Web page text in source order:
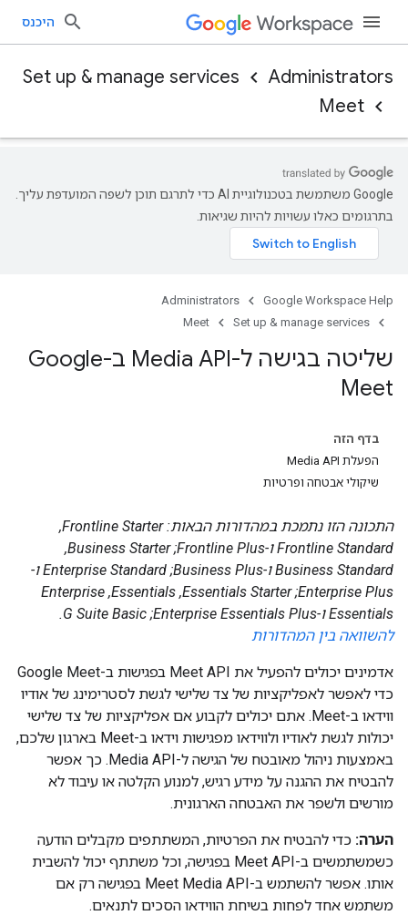
היכנס
Administrators
Set up & manage services
Meet
‫Google משתמשת בטכנולוגיית AI כדי לתרגם תוכן לשפה המועדפת עליך.
בתרגומים כאלו עשויות להיות שגיאות.
Google Workspace Help
Administrators
Set up & manage services
Meet
שליטה בגישה ל-Media API ב-Google
Meet
בדף הזה
הפעלת Media API
שיקולי אבטחה ופרטיות
התכונה הזו נתמכת במהדורות הבאות: Frontline Starter,‏
Frontline Standard ו-Frontline Plus;‏ Business Starter,‏
Business Standard ו-Business Plus;‏ Enterprise Standard ו-
Enterprise Plus;‏ Essentials Starter,‏ Essentials,‏ Enterprise
Essentials ו-Enterprise Essentials Plus;‏ G Suite Basic.
להשוואה בין המהדורות
אדמינים יכולים להפעיל את Meet API בפגישות ב-Google Meet
כדי לאפשר לאפליקציות של צד שלישי לגשת לסטרימינג של אודיו
ווידאו ב-Meet. אתם יכולים לקבוע אם אפליקציות של צד שלישי
יכולות לגשת לאודיו ולווידאו מפגישות וידאו ב-Meet בארגון שלכם,
באמצעות ניהול מאובטח של הגישה ל-Media API. כך אפשר
להבטיח את ההגנה על מידע רגיש, למנוע הקלטה או עיבוד לא
מורשים ולשפר את האבטחה הארגונית.
הערה: כדי להבטיח את הפרטיות, המשתתפים מקבלים הודעה
כשמשתמשים ב-Meet API בפגישה, וכל משתתף יכול להשבית
אותו. אפשר להשתמש ב-Meet Media API בפגישה רק אם
משתמש אחד לפחות בשיחת הווידאו הסכים לתנאים.